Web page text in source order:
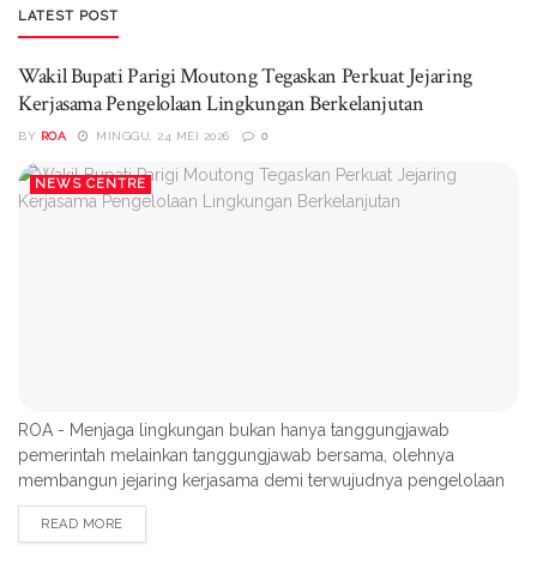
LATEST POST
Wakil Bupati Parigi Moutong Tegaskan Perkuat Jejaring
Kerjasama Pengelolaan Lingkungan Berkelanjutan
BY ROA MINGGU, 24 MEI 2026 0
NEWS CENTRE
ROA - Menjaga lingkungan bukan hanya tanggungjawab
pemerintah melainkan tanggungjawab bersama, olehnya
membangun jejaring kerjasama demi terwujudnya pengelolaan
lingkungan berkelanjutan mesti diperkuat. Hal itu disampaikan
wakil bupati Abdul Shahid Dg Mapatu, Rabu(20/05/2026) saat
READ MORE